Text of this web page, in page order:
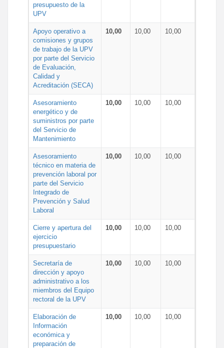
presupuesto de la
UPV
Apoyo operativo a
comisiones y grupos
de trabajo de la UPV
por parte del Servicio
de Evaluación,
Calidad y
Acreditación (SECA)
10,00 10,00 10,00
Asesoramiento
energético y de
suministros por parte
del Servicio de
Mantenimiento
10,00 10,00 10,00
Asesoramiento
técnico en materia de
prevención laboral por
parte del Servicio
Integrado de
Prevención y Salud
Laboral
10,00 10,00 10,00
Cierre y apertura del
ejercicio
presupuestario
10,00 10,00 10,00
Secretaría de
dirección y apoyo
administrativo a los
miembros del Equipo
rectoral de la UPV
10,00 10,00 10,00
Elaboración de
Información
económica y
preparación de
10,00 10,00 10,00